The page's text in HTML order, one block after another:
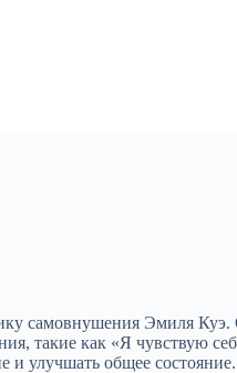
самовнушения Эмиля
такие как «Я чувствую
и улучшать общее состояние.